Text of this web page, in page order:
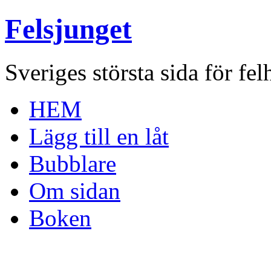
Felsjunget
Sveriges största sida för
HEM
Lägg till en låt
Bubblare
Om sidan
Boken